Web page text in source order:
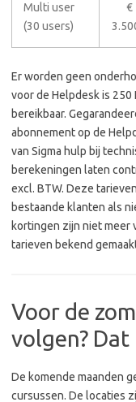
Multi user
(30 users)
€
Er worden geen
voor de Helpdesk is 250
bereikbaar.
abonnement op de
van Sigma hulp bij
berekeningen laten
excl. BTW. Deze
bestaande klanten als
kortingen zijn niet meer
tarieven bekend
Voor de
volgen? Dat
De komende maanden
cursussen. De locaties